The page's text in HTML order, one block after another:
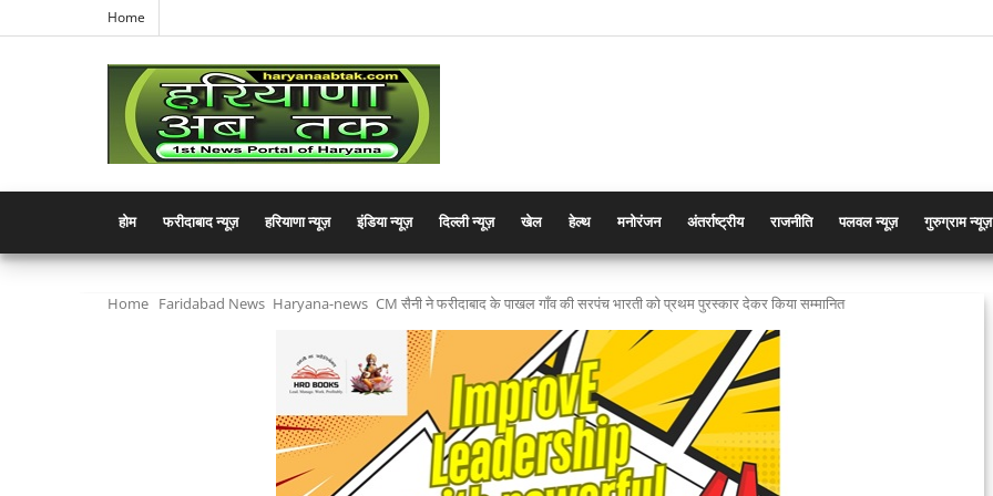
Home
होम फरीदाबाद न्यूज़ हरियाणा न्यूज़ इंडिया न्यूज़ दिल्ली न्यूज़ खेल हेल्थ मनोरंजन अंतर्राष्ट्रीय राजनीति पलवल न्यूज़ गुरुग्राम न्यूज़
Home Faridabad News Haryana-news CM सैनी ने फरीदाबाद के पाखल गाँव की सरपंच भारती को प्रथम पुरस्कार देकर किया सम्मानित